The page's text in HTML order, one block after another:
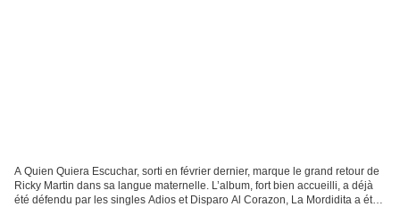
A Quien Quiera Escuchar, sorti en février dernier, marque le grand retour de
Ricky Martin dans sa langue maternelle. L’album, fort bien accueilli, a déjà
été défendu par les singles Adios et Disparo Al Corazon, La Mordidita a été